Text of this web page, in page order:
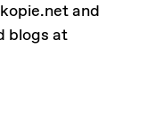
and
blogs at